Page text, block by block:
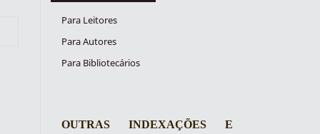
Para Leitores
Para Autores
Para Bibliotecários
OUTRAS INDEXAÇÕES E